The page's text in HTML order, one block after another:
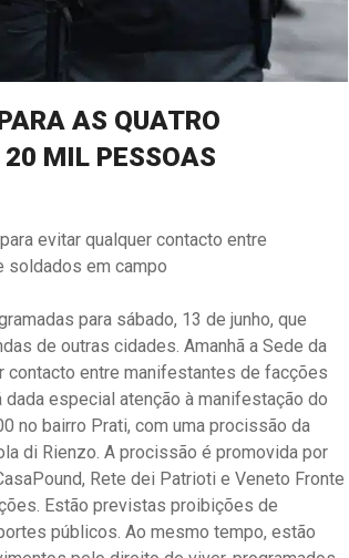
AS QUATRO
MIL PESSOAS
evitar qualquer contacto entre
soldados em campo
para sábado, 13 de junho, que
de outras cidades. Amanhã a Sede da
contacto entre manifestantes de facções
especial atenção à manifestação do
no bairro Prati, com uma procissão da
di Rienzo. A procissão é promovida por
Rete dei Patrioti e Veneto Fronte
Estão previstas proibições de
públicos. Ao mesmo tempo, estão